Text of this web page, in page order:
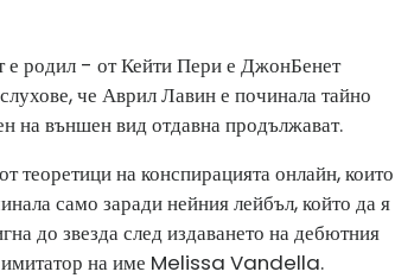
е родил - от Кейти Пери е ДжонБенет
че Аврил Лавин е починала тайно
на външен вид отдавна продължават.
теоретици на конспирацията онлайн, които
само заради нейния лейбъл, който да я
до звезда след издаването на дебютния
имитатор на име Melissa Vandella.